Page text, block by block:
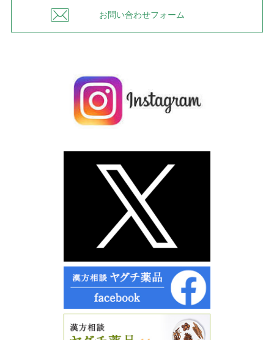
お問い合わせフォーム